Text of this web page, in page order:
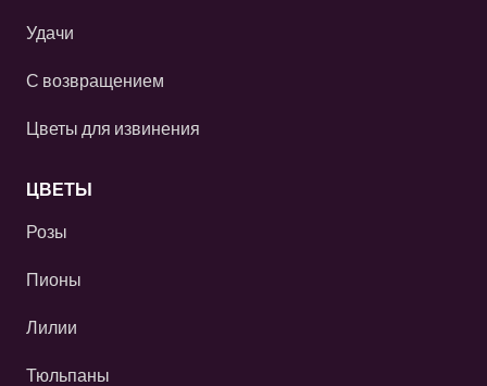
Удачи
С возвращением
Цветы для извинения
ЦВЕТЫ
Розы
Пионы
Лилии
Тюльпаны